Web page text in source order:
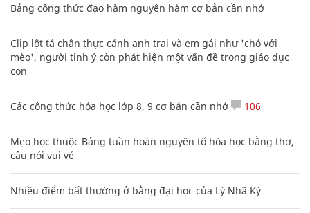
Bảng công thức đạo hàm nguyên hàm cơ bản cần nhớ
Clip lột tả chân thực cảnh anh trai và em gái như 'chó với
mèo', người tinh ý còn phát hiện một vấn đề trong giáo dục
con
Các công thức hóa học lớp 8, 9 cơ bản cần nhớ 106
Mẹo học thuộc Bảng tuần hoàn nguyên tố hóa học bằng thơ,
câu nói vui vẻ
Nhiều điểm bất thường ở bằng đại học của Lý Nhã Kỳ